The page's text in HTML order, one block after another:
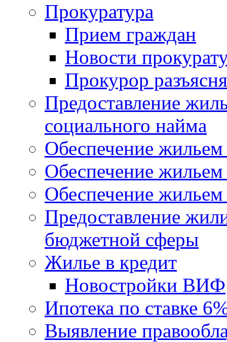
Прокуратура
Прием граждан
Новости
Прокурор
Предоставление
социального найма
Обеспечение
Обеспечение
Обеспечение жильем
Предоставление
бюджетной сферы
Жилье в кредит
Новостройки ВИФ
Ипотека по ставке
Выявление